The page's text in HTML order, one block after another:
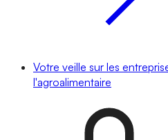
Votre veille sur les
l'agroalimentaire